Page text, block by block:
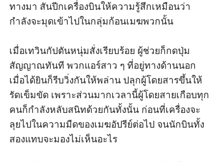
ทางมา สันปีกเครื่องบินให้ความรู้สึกเหมือนว่า
กำลังจะมุดเข้าไปในกลุ่มก้อนเมฆพวกนั้น
เมื่อเทวินกัปตันหนุ่มสั่งเรียบร้อย ผู้ช่วยก็กดปุ่ม
สัญญาณทันที พวกแอร์สาว ๆ ที่อยู่ทางด้านนอก
เมื่อได้ยินก็รีบวิ่งกันให้พล่าน ปลุกผู้โดยสารขึ้นให้
รัดเข็มขัด เพราะส่วนมากเวลานี้ผู้โดยสายเกือบทุก
คนก็กำลังหลับสนิทด้วยกันทั้งนั้น ก่อนที่เครื่องจะ
ลุยไปในความมืดของเมฆอัปรีย์ต่อไป จนนักบินทั้ง
สองแทบจะมองไม่เห็นอะไร